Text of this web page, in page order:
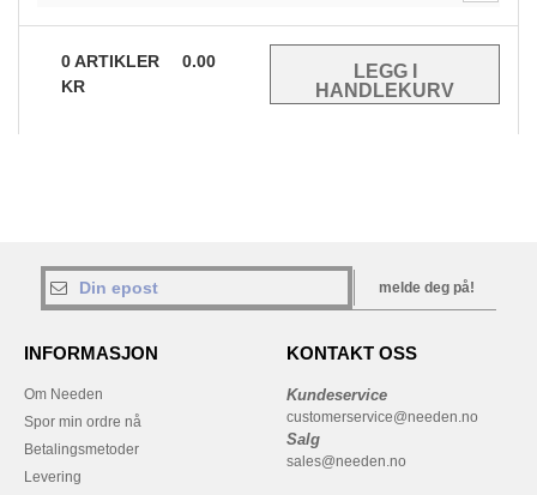
0ARTIKLER
0.00
KR
melde deg på!
INFORMASJON
Om Needen
Spor min ordre nå
Betalingsmetoder
Levering
KONTAKT OSS
Kundeservice
customerservice@needen.no
Salg
sales@needen.no